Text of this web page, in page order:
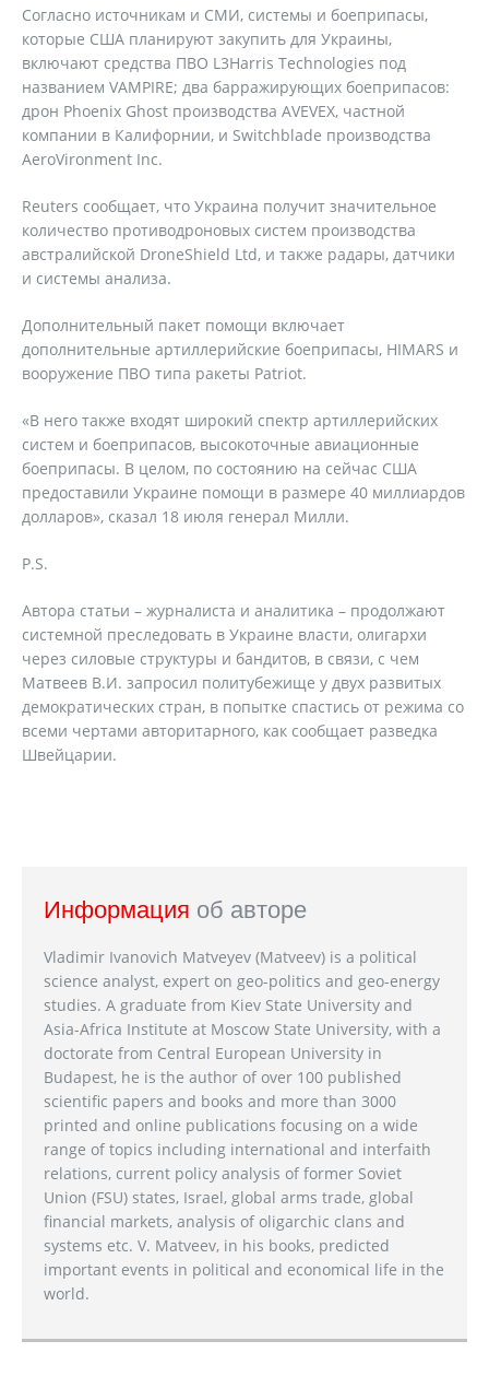
Согласно источникам и СМИ, системы и боеприпасы,
которые США планируют закупить для Украины,
включают средства ПВО L3Harris Technologies под
названием VAMPIRE; два барражирующих боеприпасов:
дрон Phoenix Ghost производства AVEVEX, частной
компании в Калифорнии, и Switchblade производства
AeroVironment Inc.
Reuters сообщает, что Украина получит значительное
количество противодроновых систем производства
австралийской DroneShield Ltd, и также радары, датчики
и системы анализа.
Дополнительный пакет помощи включает
дополнительные артиллерийские боеприпасы, HIMARS и
вооружение ПВО типа ракеты Patriot.
«В него также входят широкий спектр артиллерийских
систем и боеприпасов, высокоточные авиационные
боеприпасы. В целом, по состоянию на сейчас США
предоставили Украине помощи в размере 40 миллиардов
долларов», сказал 18 июля генерал Милли.
P.S.
Автора статьи – журналиста и аналитика – продолжают
системной преследовать в Украине власти, олигархи
через силовые структуры и бандитов, в связи, с чем
Матвеев В.И. запросил политубежище у двух развитых
демократических стран, в попытке спастись от режима со
всеми чертами авторитарного, как сообщает разведка
Швейцарии.
Информация об авторе
Vladimir Ivanovich Matveyev (Matveev) is a political
science analyst, expert on geo-politics and geo-energy
studies. A graduate from Kiev State University and
Asia-Africa Institute at Moscow State University, with a
doctorate from Central European University in
Budapest, he is the author of over 100 published
scientific papers and books and more than 3000
printed and online publications focusing on a wide
range of topics including international and interfaith
relations, current policy analysis of former Soviet
Union (FSU) states, Israel, global arms trade, global
financial markets, analysis of oligarchic clans and
systems etc. V. Matveev, in his books, predicted
important events in political and economical life in the
world.